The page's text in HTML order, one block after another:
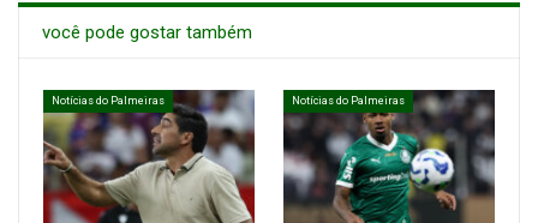
você pode gostar também
Notícias do Palmeiras Notícias do Palmeiras